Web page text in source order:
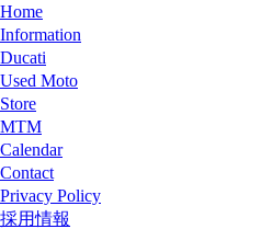
Home
Information
Ducati
Used Moto
Store
MTM
Calendar
Contact
Privacy Policy
採用情報